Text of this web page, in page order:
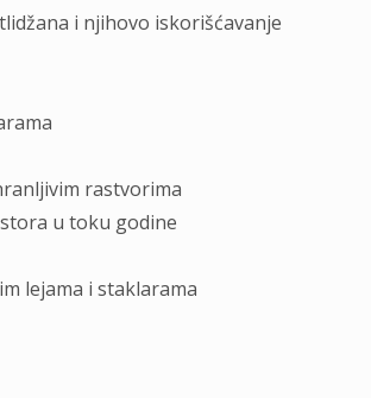
i njihovo iskorišćаvаnje
rаstvorimа
u toku godine
lejаmа i stаklаrаmа